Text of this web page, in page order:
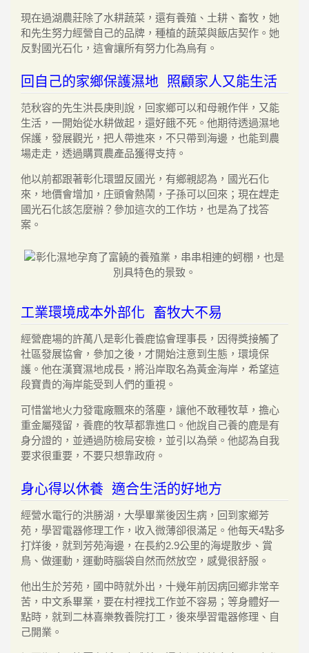
現在過湖農莊除了水耕蔬菜，還有養殖、土耕、畜牧，她
和先生努力經營自己的品牌，種植的蔬菜與飯店契作。她
反對國光石化，這會讓所有努力化為烏有。
回自己的家鄉保護濕地 照顧家人又能生活
范秋容的先生洪長庚則說，回家鄉可以和母親作伴，又能
生活，一開始從水耕做起，還好餓不死。他期待透過濕地
保護，發展觀光，把人帶進來，不只帶到海邊，也能到農
場走走，透過購買農產品獲得支持。
他以前都跟著彰化環盟反國光，有鄉親認為，國光石化
來，地價會增加，庄頭會熱鬧，子孫可以回來；現在趕走
國光石化該怎麼辦？參加這次的工作坊，也是為了找答
案。
工業環境成本外部化 畜牧大不易
經營鹿場的許萬八是彰化養鹿協會理事長，因得獎接觸了
社區發展協會，參加之後，才開始注意到生態，環境保
護。他在漢寶濕地成長，將沿岸取名為黃金海岸，希望這
段寶貴的海岸能受到人們的重視。
可惜當地火力發電廠飄來的落塵，讓他不敢種牧草，擔心
重金屬殘留，養鹿的牧草都靠進口。他說自己養的鹿是有
身分證的，並通過防檢局安檢，並引以為榮。他認為自我
要求很重要，不要只想靠政府。
身心得以休養 適合生活的好地方
經營水電行的洪勝湖，大學畢業後因生病，回到家鄉芳
苑，學習電器修理工作，收入微薄卻很滿足。他每天4點多
打烊後，就到芳苑海邊，在長約2.9公里的海堤散步、賞
鳥、做運動，運動時腦袋自然而然放空，感覺很舒服。
他出生於芳苑，國中時就外出，十幾年前因病回鄉非常辛
苦，中文系畢業，要在村裡找工作並不容易；等身體好一
點時，就到二林喜樂教養院打工，後來學習電器修理、自
己開業。